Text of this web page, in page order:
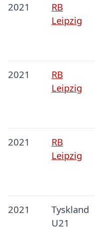
2021
RB
Leipzig
2021
RB
Leipzig
2021
RB
Leipzig
2021
Tyskland
U21